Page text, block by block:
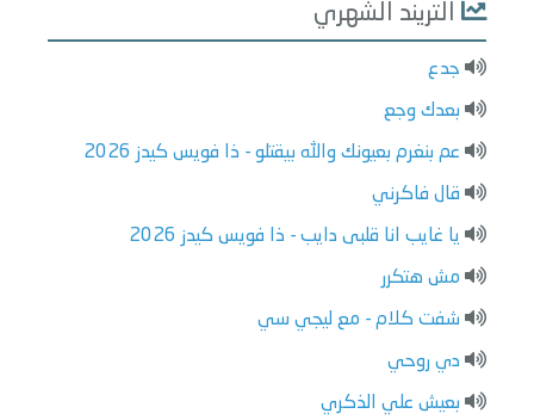
التريند الشهري
جدع
بعدك وجع
عم بنغرم بعيونك والله بيقتلو - ذا فويس كيدز 2026
قال فاكرني
يا غايب انا قلبى دايب - ذا فويس كيدز 2026
مش هتكرر
شفت كلام - مع ليجي سي
دي روحي
بعيش علي الذكري